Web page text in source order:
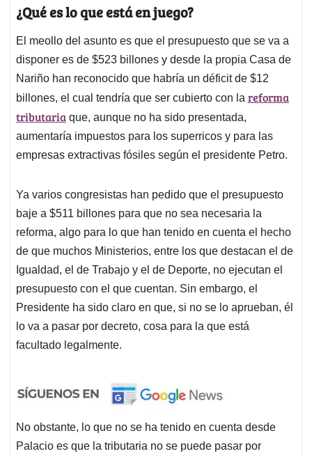
¿Qué es lo que está en juego?
El meollo del asunto es que el presupuesto que se va a
disponer es de $523 billones y desde la propia Casa de
Nariño han reconocido que habría un déficit de $12
billones, el cual tendría que ser cubierto con la reforma
tributaria que, aunque no ha sido presentada,
aumentaría impuestos para los superricos y para las
empresas extractivas fósiles según el presidente Petro.
Ya varios congresistas han pedido que el presupuesto
baje a $511 billones para que no sea necesaria la
reforma, algo para lo que han tenido en cuenta el hecho
de que muchos Ministerios, entre los que destacan el de
Igualdad, el de Trabajo y el de Deporte, no ejecutan el
presupuesto con el que cuentan. Sin embargo, el
Presidente ha sido claro en que, si no se lo aprueban, él
lo va a pasar por decreto, cosa para la que está
facultado legalmente.
No obstante, lo que no se ha tenido en cuenta desde
Palacio es que la tributaria no se puede pasar por